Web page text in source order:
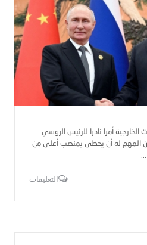
أمرا نادرا للرئيس الروسي
من المهم له أن يحظى بمنصب أعلى من
التعليقات